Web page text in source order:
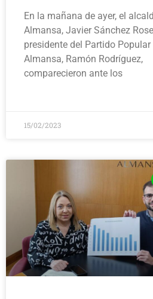
En la mañana de ayer, el
Almansa, Javier Sánchez
presidente del Partido Popular
Almansa, Ramón Rodríguez,
comparecieron ante los
15/02/2023